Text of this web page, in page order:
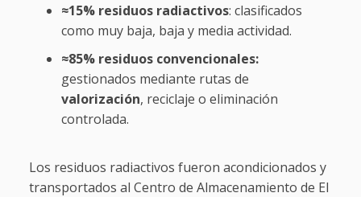
≈15% residuos radiactivos: clasificados
como muy baja, baja y media actividad.
≈85% residuos convencionales:
gestionados mediante rutas de
valorización, reciclaje o eliminación
controlada.
Los residuos radiactivos fueron acondicionados y
transportados al Centro de Almacenamiento de El